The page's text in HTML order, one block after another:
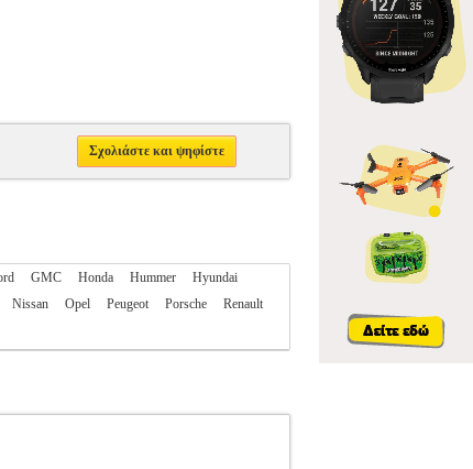
Σχολιάστε και ψηφίστε
GMC Honda Hummer
Hyundai
Nissan Opel Peugeot Porsche
Renault